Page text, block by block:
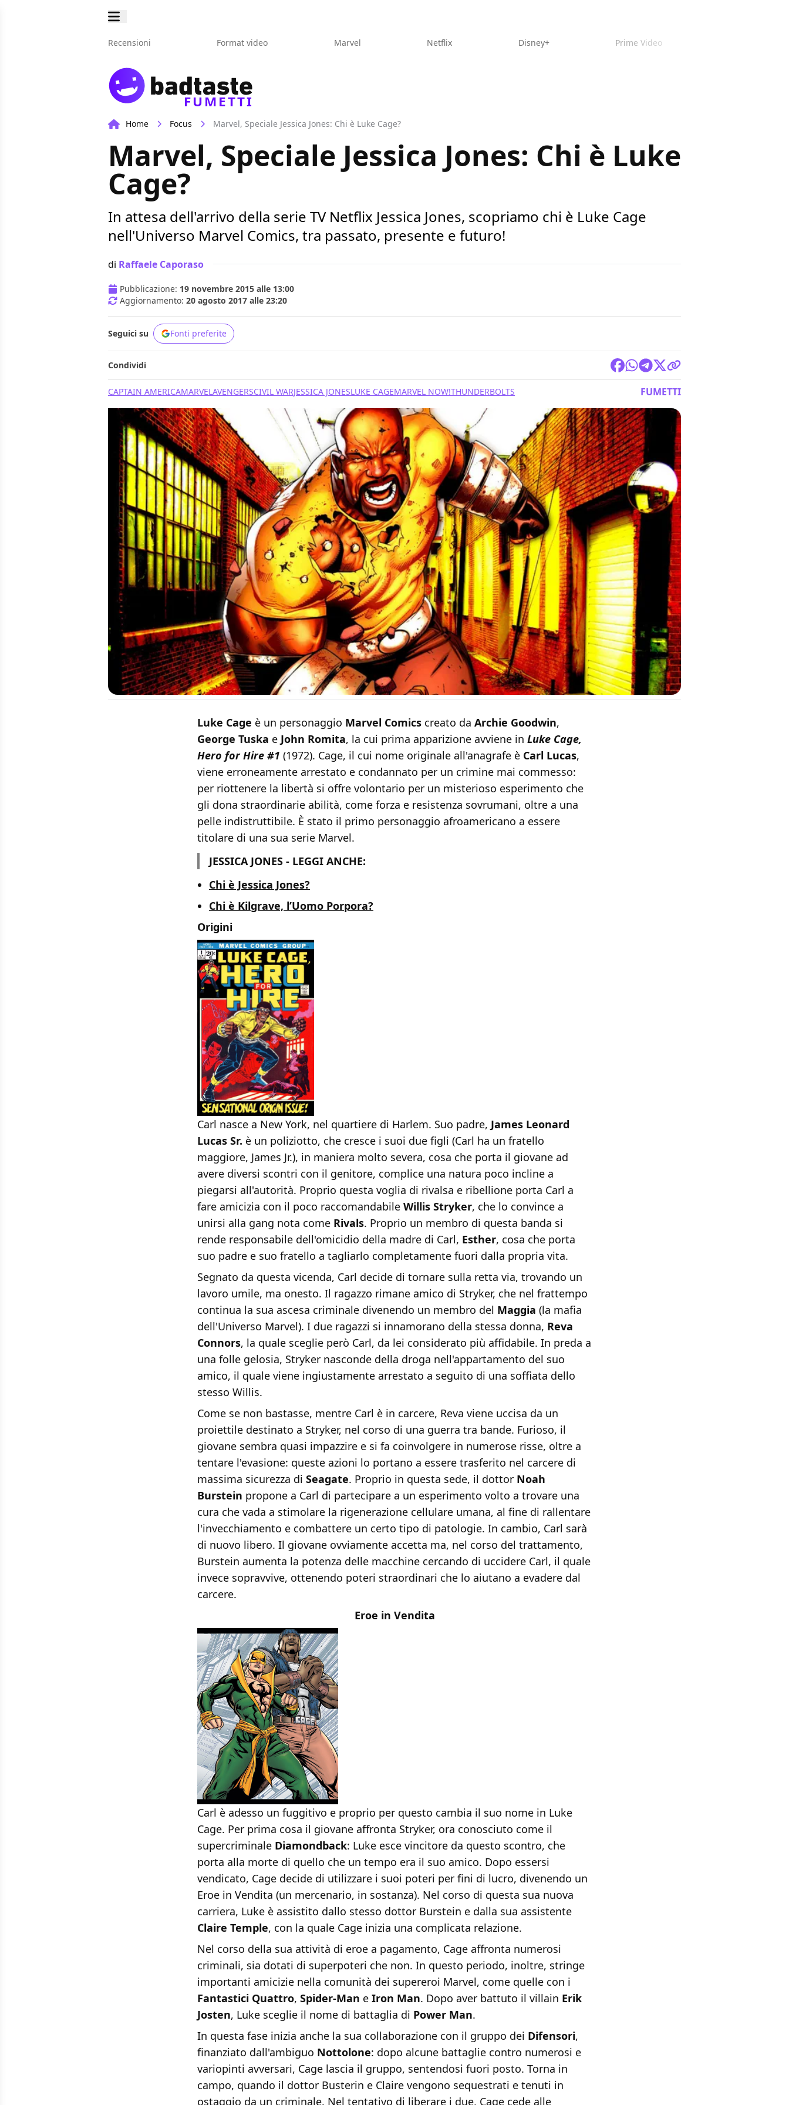
Recensioni Format video Marvel Netflix Disney+ Prime Video
FUMETTI
Home Focus Marvel, Speciale Jessica Jones: Chi è Luke Cage?
Marvel, Speciale Jessica Jones: Chi è Luke
Cage?
In attesa dell'arrivo della serie TV Netflix Jessica Jones, scopriamo chi è Luke Cage
nell'Universo Marvel Comics, tra passato, presente e futuro!
di Raffaele Caporaso
Pubblicazione: 19 novembre 2015 alle 13:00
Aggiornamento: 20 agosto 2017 alle 23:20
Seguici su Fonti preferite
Condividi
CAPTAIN AMERICAMARVELAVENGERSCIVIL WARJESSICA JONESLUKE CAGEMARVEL NOW!THUNDERBOLTS FUMETTI
Luke Cage è un personaggio Marvel Comics creato da Archie Goodwin,
George Tuska e John Romita, la cui prima apparizione avviene in Luke Cage,
Hero for Hire #1 (1972). Cage, il cui nome originale all'anagrafe è Carl Lucas,
viene erroneamente arrestato e condannato per un crimine mai commesso:
per riottenere la libertà si offre volontario per un misterioso esperimento che
gli dona straordinarie abilità, come forza e resistenza sovrumani, oltre a una
pelle indistruttibile. È stato il primo personaggio afroamericano a essere
titolare di una sua serie Marvel.
JESSICA JONES - LEGGI ANCHE:
Chi è Jessica Jones?
Chi è Kilgrave, l’Uomo Porpora?
Origini
Carl nasce a New York, nel quartiere di Harlem. Suo padre, James Leonard
Lucas Sr. è un poliziotto, che cresce i suoi due figli (Carl ha un fratello
maggiore, James Jr.), in maniera molto severa, cosa che porta il giovane ad
avere diversi scontri con il genitore, complice una natura poco incline a
piegarsi all'autorità. Proprio questa voglia di rivalsa e ribellione porta Carl a
fare amicizia con il poco raccomandabile Willis Stryker, che lo convince a
unirsi alla gang nota come Rivals. Proprio un membro di questa banda si
rende responsabile dell'omicidio della madre di Carl, Esther, cosa che porta
suo padre e suo fratello a tagliarlo completamente fuori dalla propria vita.
Segnato da questa vicenda, Carl decide di tornare sulla retta via, trovando un
lavoro umile, ma onesto. Il ragazzo rimane amico di Stryker, che nel frattempo
continua la sua ascesa criminale divenendo un membro del Maggia (la mafia
dell'Universo Marvel). I due ragazzi si innamorano della stessa donna, Reva
Connors, la quale sceglie però Carl, da lei considerato più affidabile. In preda a
una folle gelosia, Stryker nasconde della droga nell'appartamento del suo
amico, il quale viene ingiustamente arrestato a seguito di una soffiata dello
stesso Willis.
Come se non bastasse, mentre Carl è in carcere, Reva viene uccisa da un
proiettile destinato a Stryker, nel corso di una guerra tra bande. Furioso, il
giovane sembra quasi impazzire e si fa coinvolgere in numerose risse, oltre a
tentare l'evasione: queste azioni lo portano a essere trasferito nel carcere di
massima sicurezza di Seagate. Proprio in questa sede, il dottor Noah
Burstein propone a Carl di partecipare a un esperimento volto a trovare una
cura che vada a stimolare la rigenerazione cellulare umana, al fine di rallentare
l'invecchiamento e combattere un certo tipo di patologie. In cambio, Carl sarà
di nuovo libero. Il giovane ovviamente accetta ma, nel corso del trattamento,
Burstein aumenta la potenza delle macchine cercando di uccidere Carl, il quale
invece sopravvive, ottenendo poteri straordinari che lo aiutano a evadere dal
carcere.
Eroe in Vendita
Carl è adesso un fuggitivo e proprio per questo cambia il suo nome in Luke
Cage. Per prima cosa il giovane affronta Stryker, ora conosciuto come il
supercriminale Diamondback: Luke esce vincitore da questo scontro, che
porta alla morte di quello che un tempo era il suo amico. Dopo essersi
vendicato, Cage decide di utilizzare i suoi poteri per fini di lucro, divenendo un
Eroe in Vendita (un mercenario, in sostanza). Nel corso di questa sua nuova
carriera, Luke è assistito dallo stesso dottor Burstein e dalla sua assistente
Claire Temple, con la quale Cage inizia una complicata relazione.
Nel corso della sua attività di eroe a pagamento, Cage affronta numerosi
criminali, sia dotati di superpoteri che non. In questo periodo, inoltre, stringe
importanti amicizie nella comunità dei supereroi Marvel, come quelle con i
Fantastici Quattro, Spider-Man e Iron Man. Dopo aver battuto il villain Erik
Josten, Luke sceglie il nome di battaglia di Power Man.
In questa fase inizia anche la sua collaborazione con il gruppo dei Difensori,
finanziato dall'ambiguo Nottolone: dopo alcune battaglie contro numerosi e
variopinti avversari, Cage lascia il gruppo, sentendosi fuori posto. Torna in
campo, quando il dottor Busterin e Claire vengono sequestrati e tenuti in
ostaggio da un criminale. Nel tentativo di liberare i due, Cage cede alle